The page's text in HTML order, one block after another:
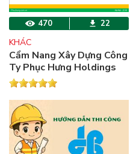
470 22
KHÁC
Cẩm Nang Xây Dựng Công
Ty Phục Hưng Holdings